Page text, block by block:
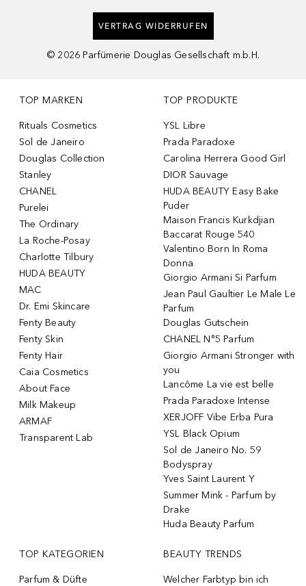
VERTRAG WIDERRUFEN
© 2026 Parfümerie Douglas Gesellschaft m.b.H.
TOP MARKEN
Rituals Cosmetics
Sol de Janeiro
Douglas Collection
Stanley
CHANEL
Purelei
The Ordinary
La Roche-Posay
Charlotte Tilbury
HUDA BEAUTY
MAC
Dr. Emi Skincare
Fenty Beauty
Fenty Skin
Fenty Hair
Caia Cosmetics
About Face
Milk Makeup
ARMAF
Transparent Lab
TOP PRODUKTE
YSL Libre
Prada Paradoxe
Carolina Herrera Good Girl
DIOR Sauvage
HUDA BEAUTY Easy Bake
Puder
Maison Francis Kurkdjian
Baccarat Rouge 540
Valentino Born In Roma
Donna
Giorgio Armani Si Parfum
Jean Paul Gaultier Le Male Le
Parfum
Douglas Gutschein
CHANEL N°5 Parfum
Giorgio Armani Stronger with
you
Lancôme La vie est belle
Prada Paradoxe Intense
XERJOFF Vibe Erba Pura
YSL Black Opium
Sol de Janeiro No. 59
Bodyspray
Yves Saint Laurent Y
Summer Mink - Parfum by
Drake
Huda Beauty Parfum
TOP KATEGORIEN
Parfum & Düfte
BEAUTY TRENDS
Welcher Farbtyp bin ich